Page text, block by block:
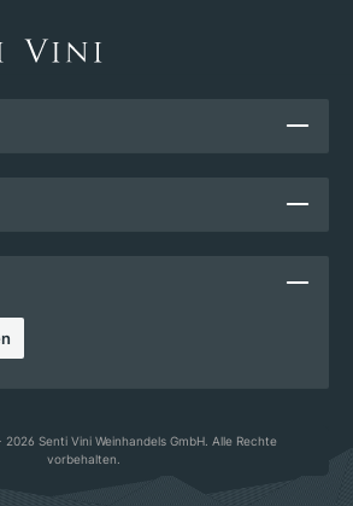
Senti Vini Weinhandels GmbH. Alle Rechte
vorbehalten.